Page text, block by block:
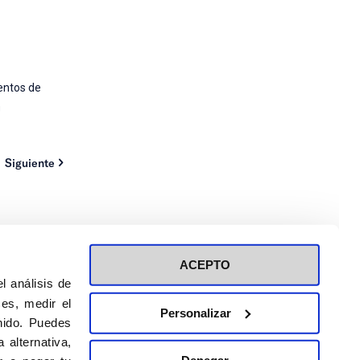
análisis de
medir el
Puedes
alternativa,
ACEPTO
Personalizar
de
Siguiente
eventos
Política de privacidad de RRSS